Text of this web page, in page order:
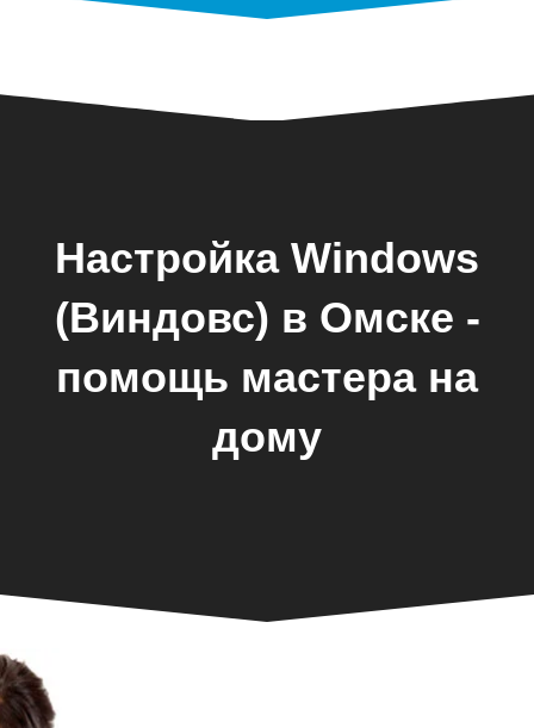
Настройка Windows
(Виндовс) в Омске -
помощь мастера на
дому